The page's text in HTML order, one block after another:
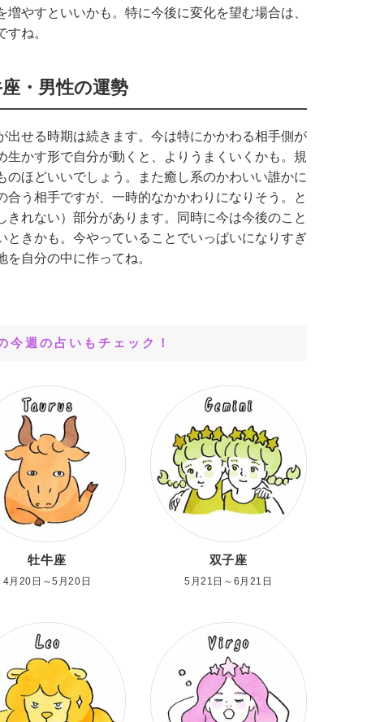
やすといいかも。特に今後に変化を望む場合は、
ね。
・男性の運勢
出せる時期は続きます。今は特にかかわる相手側が
かす形で自分が動くと、よりうまくいくかも。規
ほどいいでしょう。また癒し系のかわいい誰かに
合う相手ですが、一時的なかかわりになりそう。と
きれない）部分があります。同時に今は今後のこと
ときかも。今やっていることでいっぱいになりすぎ
自分の中に作ってね。
今週の占いもチェック！
牡牛座
4月20日～5月20日
双子座
5月21日～6月21日